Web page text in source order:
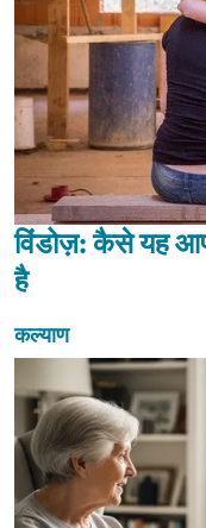
विंडोज़: कैसे यह
है
कल्याण